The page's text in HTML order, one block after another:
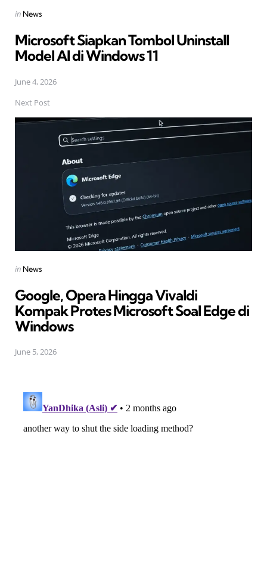
Posted
in News
Microsoft Siapkan Tombol Uninstall
Model AI di Windows 11
June 4, 2026
Next Post
Posted
in News
Google, Opera Hingga Vivaldi
Kompak Protes Microsoft Soal Edge di
Windows
June 5, 2026